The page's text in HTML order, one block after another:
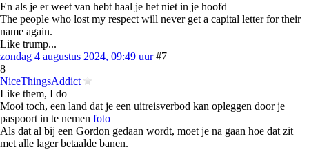
En als je er weet van hebt haal je het niet in je hoofd
The people who lost my respect will never get a capital letter for their
name again.
Like trump...
zondag 4 augustus 2024, 09:49 uur #7
8
NiceThingsAddict
Like them, I do
Mooi toch, een land dat je een uitreisverbod kan opleggen door je
paspoort in te nemen foto
Als dat al bij een Gordon gedaan wordt, moet je na gaan hoe dat zit
met alle lager betaalde banen.